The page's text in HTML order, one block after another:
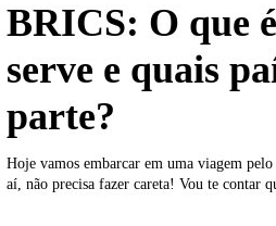
BRICS: O que
serve e quais
parte?
Hoje vamos embarcar em uma viagem
aí, não precisa fazer careta! Vou te contar